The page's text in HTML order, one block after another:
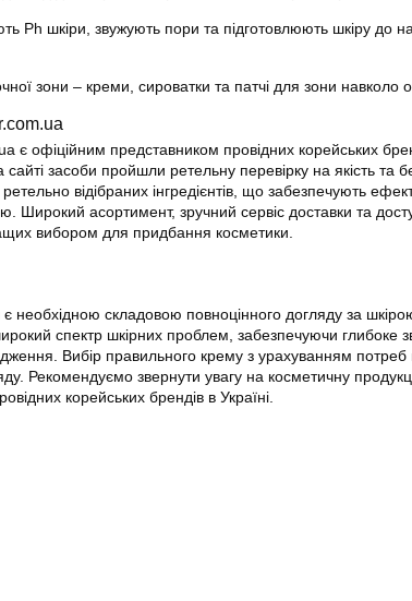
Ph шкіри, звужують пори та підготовлюють шкіру до
зони – креми, сироватки та патчі для зони навколо
є офіційним представником провідних корейських
сайті засоби пройшли ретельну перевірку на якість та
відібраних інгредієнтів, що забезпечують
Широкий асортимент, зручний сервіс доставки та
вибором для придбання косметики.
є необхідною складовою повноцінного догляду за
спектр шкірних проблем, забезпечуючи глибоке
Вибір правильного крему з урахуванням потреб
Рекомендуємо звернути увагу на косметичну
корейських брендів в Україні.